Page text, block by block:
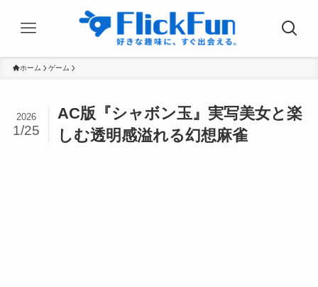
ホーム ゲーム
AC版『シャボン玉』実写美女と楽
しむ透明感溢れる幻想麻雀
2026
1/25